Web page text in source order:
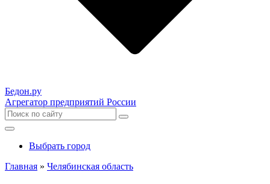
Бедон.ру
Агрегатор предприятий России
Выбрать город
Главная » Челябинская область